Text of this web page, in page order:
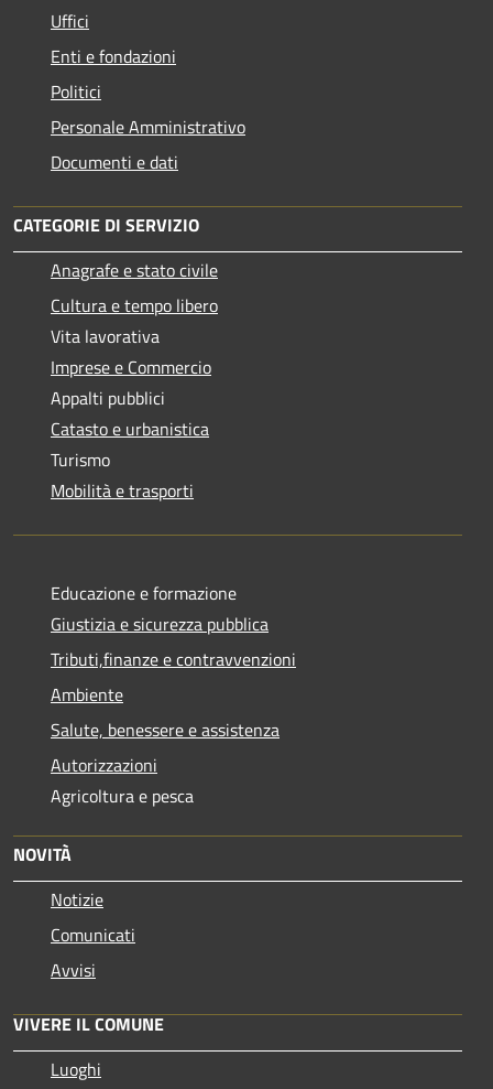
Uffici
Enti e fondazioni
Politici
Personale Amministrativo
Documenti e dati
CATEGORIE DI SERVIZIO
Anagrafe e stato civile
Cultura e tempo libero
Vita lavorativa
Imprese e Commercio
Appalti pubblici
Catasto e urbanistica
Turismo
Mobilità e trasporti
Educazione e formazione
Giustizia e sicurezza pubblica
Tributi,finanze e contravvenzioni
Ambiente
Salute, benessere e assistenza
Autorizzazioni
Agricoltura e pesca
NOVITÀ
Notizie
Comunicati
Avvisi
VIVERE IL COMUNE
Luoghi